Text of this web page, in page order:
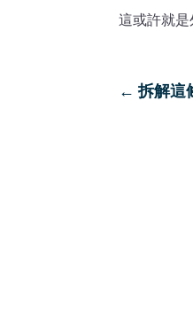
這或許就是
←拆解這